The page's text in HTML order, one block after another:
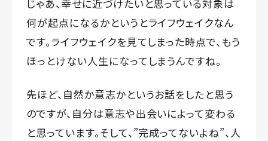
じゃあ、幸せに近づけたいと思っている対象は
何が起点になるかというとライフウェイクなん
です。ライフウェイクを見てしまった時点で、もう
ほっとけない人生になってしまうんですね。
先ほど、自然か意志かというお話をしたと思う
のですが、自分は意志や出会いによって変わる
と思っています。そして、”完成ってないよね”、人